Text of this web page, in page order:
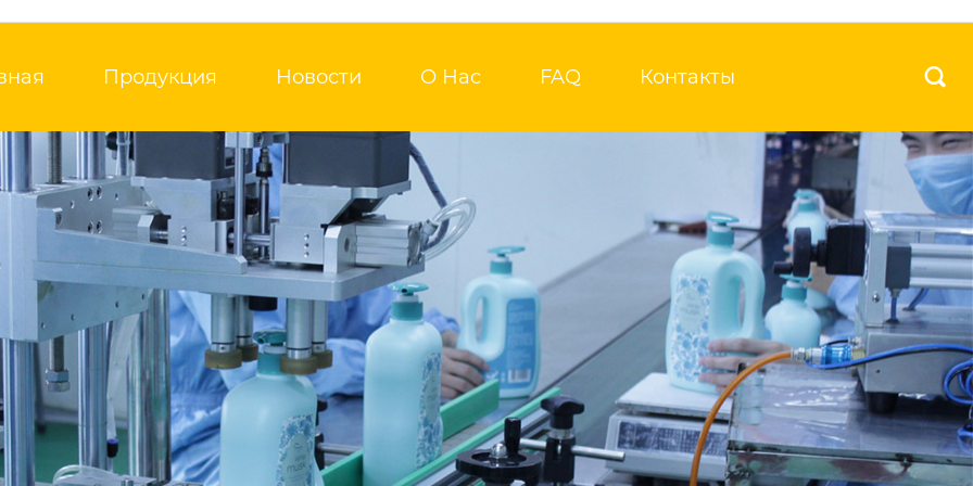
Продукция Новости О Нас FAQ Контакты 